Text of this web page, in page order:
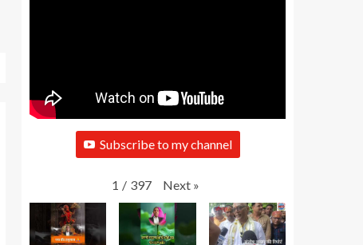
Subscribe to my channel
1 / 397 Next »